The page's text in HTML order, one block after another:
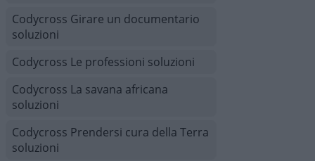
Codycross Girare un documentario
soluzioni
Codycross Le professioni soluzioni
Codycross La savana africana
soluzioni
Codycross Prendersi cura della Terra
soluzioni